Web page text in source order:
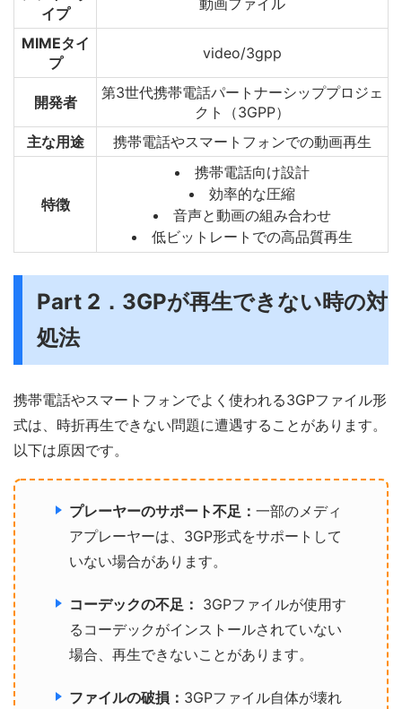
イプ
動画ファイル
MIMEタイ
プ
video/3gpp
開発者
第3世代携帯電話パートナーシッププロジェ
クト（3GPP）
主な用途
携帯電話やスマートフォンでの動画再生
特徴
携帯電話向け設計
効率的な圧縮
音声と動画の組み合わせ
低ビットレートでの高品質再生
Part 2．3GPが再生できない時の対
処法
携帯電話やスマートフォンでよく使われる3GPファイル形
式は、時折再生できない問題に遭遇することがあります。
以下は原因です。
プレーヤーのサポート不足： 一部のメディ
アプレーヤーは、3GP形式をサポートして
いない場合があります。
コーデックの不足： 3GPファイルが使用す
るコーデックがインストールされていない
場合、再生できないことがあります。
ファイルの破損： 3GPファイル自体が壊れ